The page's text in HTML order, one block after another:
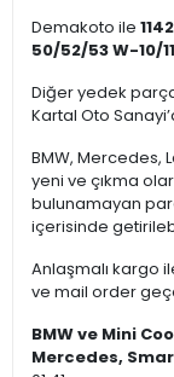
Demakoto ile
50/52/53 W-10/11
Diğer yedek
Kartal Oto
BMW, Mercedes,
yeni ve çıkma
bulunamayan
içerisinde
Anlaşmalı kargo
ve mail order
BMW ve Mini
Mercedes,